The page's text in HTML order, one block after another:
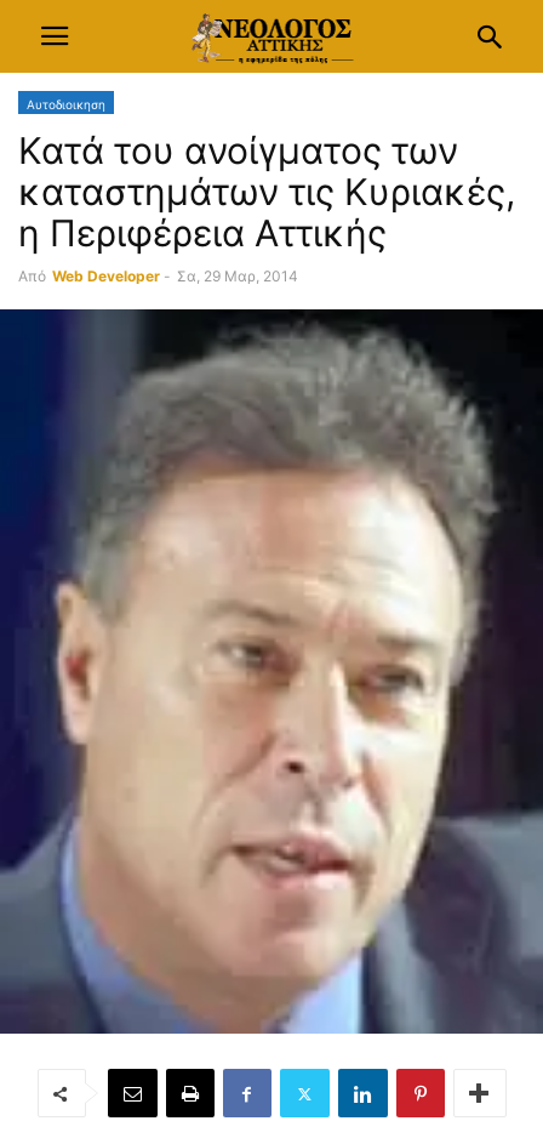
Αυτοδιοικηση
Κατά του ανοίγματος των
καταστημάτων τις Κυριακές,
η Περιφέρεια Αττικής
Από Web Developer - Σα, 29 Μαρ, 2014